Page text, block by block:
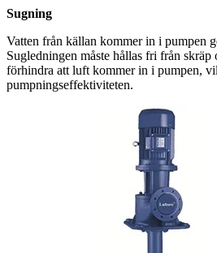
Sugning
Vatten från källan kommer in i pumpen
Sugledningen måste hållas fri från
förhindra att luft kommer in i pumpen,
pumpningseffektiviteten.